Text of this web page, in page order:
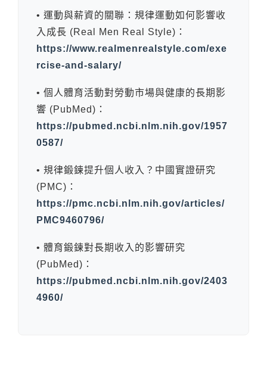
• 運動與薪資的關聯：規律運動如何影響收
入成長 (Real Men Real Style)：
https://www.realmenrealstyle.com/exe
rcise-and-salary/
• 個人體育活動對勞動市場與健康的長期影
響 (PubMed)：
https://pubmed.ncbi.nlm.nih.gov/1957
0587/
• 規律鍛鍊提升個人收入？中國實證研究
(PMC)：
https://pmc.ncbi.nlm.nih.gov/articles/
PMC9460796/
• 體育鍛鍊對長期收入的影響研究
(PubMed)：
https://pubmed.ncbi.nlm.nih.gov/2403
4960/